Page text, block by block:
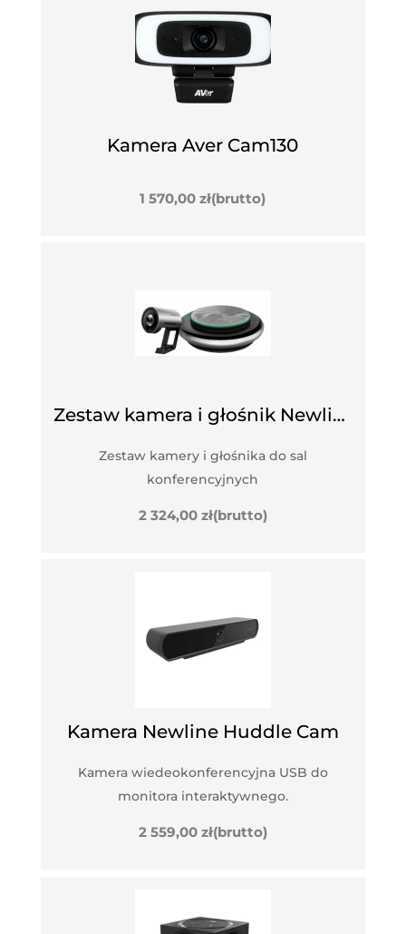
Kamera Aver Cam130
1 570,00zł(brutto)
Zestaw kamera i głośnik Newline Meet Cam Set
Zestaw kamery i głośnika do sal
konferencyjnych
2 324,00 zł(brutto)
Kamera Newline Huddle Cam
Kamera wiedeokonferencyjna USB do
monitora interaktywnego.
2 559,00 zł(brutto)